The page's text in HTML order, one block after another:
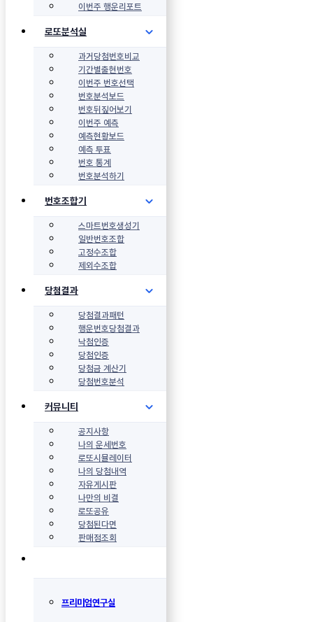
이번주 행운리포트
로또분석실
과거당첨번호비교
기간별출현번호
이번주 번호선택
번호분석보드
번호뒤짚어보기
이번주 예측
예측현황보드
예측 투표
번호 통계
번호분석하기
번호조합기
스마트번호생성기
일반번호조합
고정수조합
제외수조합
당첨결과
당첨결과패턴
행운번호당첨결과
낙첨인증
당첨인증
당첨금 계산기
당첨번호분석
커뮤니티
공지사항
나의 운세번호
로또시뮬레이터
나의 당첨내역
자유게시판
나만의 비결
로또공유
당첨된다면
판매점조회
프리미엄연구실